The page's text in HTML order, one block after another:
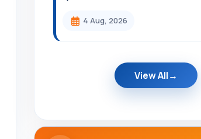
4 Aug, 2026
View All